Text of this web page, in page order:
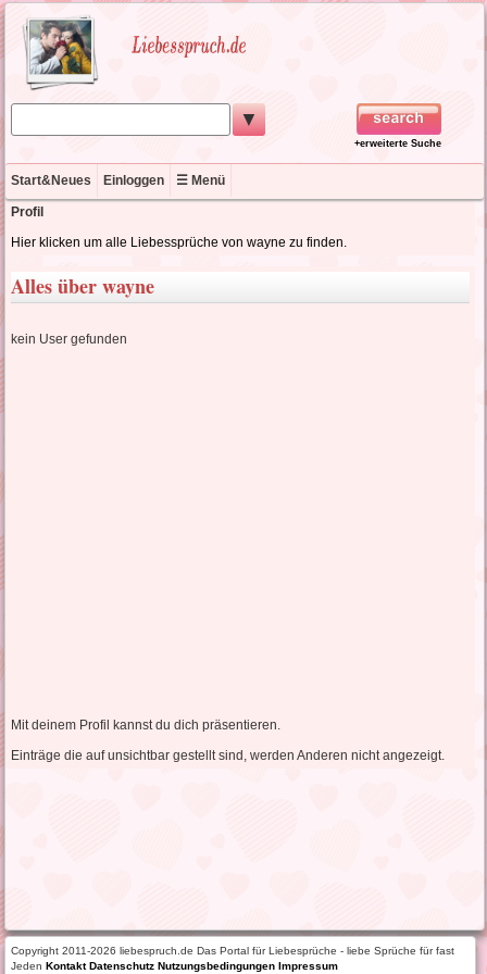
▼
+erweiterte Suche
Start&Neues Einloggen ☰ Menü
Profil
Hier klicken um alle Liebessprüche von wayne zu finden.
Alles über wayne
kein User gefunden
Mit deinem Profil kannst du dich präsentieren.
Einträge die auf unsichtbar gestellt sind, werden Anderen nicht angezeigt.
Copyright 2011-2026 liebespruch.de Das Portal für Liebesprüche - liebe Sprüche für fast
JedenKontakt Datenschutz Nutzungsbedingungen Impressum